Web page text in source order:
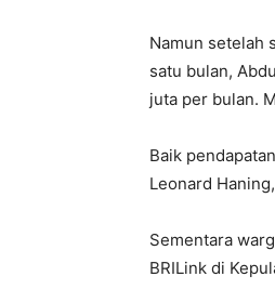
Namun setelah
satu bulan,
juta per bulan.
Baik
Leonard
Sementara
BRILink di